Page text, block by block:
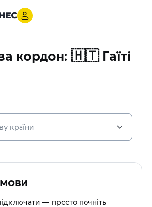
кордон: 🇭🇹 Гаїті
— просто почніть